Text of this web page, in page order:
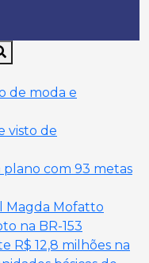
de moda e
visto de
com 93 metas
Magda Mofatto
na BR-153
R$ 12,8 milhões na